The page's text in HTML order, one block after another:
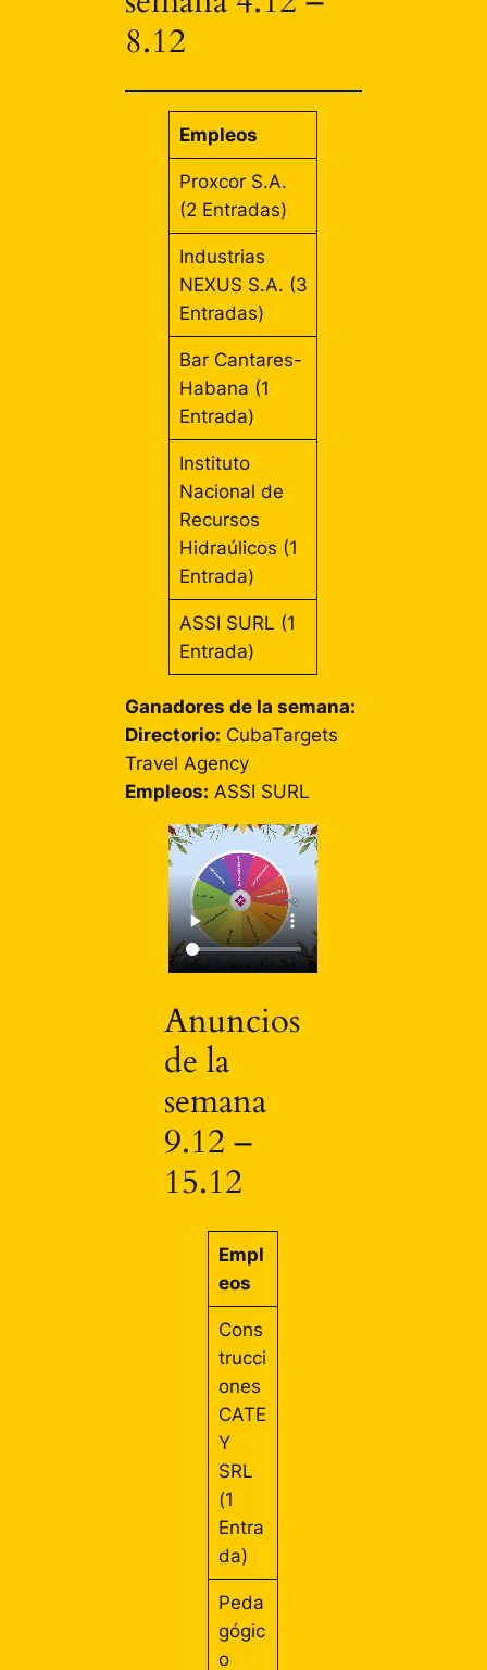
8.12
Empleos
Proxcor S.A.
(2 Entradas)
Industrias
NEXUS S.A. (3
Entradas)
Bar Cantares-
Habana (1
Entrada)
Instituto
Nacional de
Recursos
Hidraúlicos (1
Entrada)
ASSI SURL (1
Entrada)
Ganadores de la semana:
Directorio: CubaTargets
Travel Agency
Empleos: ASSI SURL
Anuncios
de la
semana
9.12 –
15.12
Empl
eos
Cons
trucci
ones
CATE
Y
SRL
(1
Entra
da)
Peda
gógic
o